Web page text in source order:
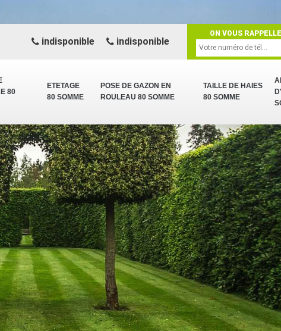
80
ETETAGE
80 SOMME
POSE DE GAZON EN
ROULEAU 80 SOMME
TAILLE DE HAIES
80 SOMME
indisponible indisponible
ON VOUS